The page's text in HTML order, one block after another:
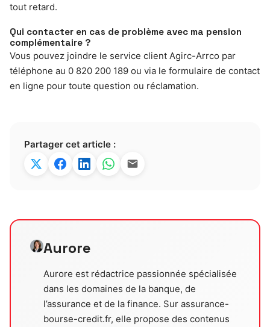
tout retard.
Qui contacter en cas de problème avec ma pension
complémentaire ?
Vous pouvez joindre le service client Agirc-Arrco par
téléphone au 0 820 200 189 ou via le formulaire de contact
en ligne pour toute question ou réclamation.
Partager cet article :
Aurore
Aurore est rédactrice passionnée spécialisée
dans les domaines de la banque, de
l’assurance et de la finance. Sur assurance-
bourse-credit.fr, elle propose des contenus